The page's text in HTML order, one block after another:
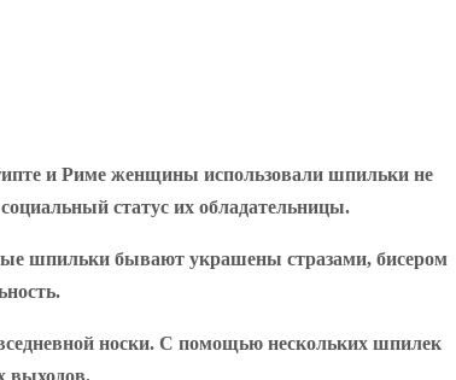
и Риме женщины использовали шпильки не
статус их обладательницы.
шпильки бывают украшены стразами, бисером
носки. С помощью нескольких шпилек
выходов.